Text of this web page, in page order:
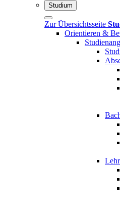
Studium
Zur Übersichtsseite
Orientieren &